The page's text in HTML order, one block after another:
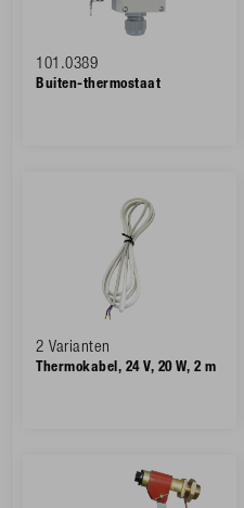
101.0389
Buiten-thermostaat
2 Varianten
Thermokabel, 24 V, 20 W, 2 m